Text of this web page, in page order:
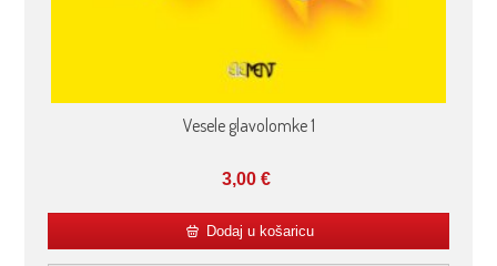
Vesele glavolomke 1
3,00€
Dodaj u košaricu